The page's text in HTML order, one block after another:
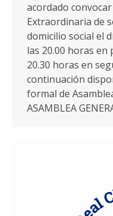
acordado
Extraordinaria de
domicilio social el
las 20.00 horas en
20.30 horas en
continuación
formal de
ASAMBLEA